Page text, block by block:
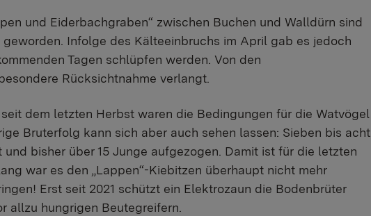
und Eiderbachgraben“ zwischen Buchen und Walldürn sind
Infolge des Kälteeinbruchs im April gab es jedoch
Tagen schlüpfen werden. Von den
Rücksichtnahme verlangt.
dem letzten Herbst waren die Bedingungen für die Watvögel
Bruterfolg kann sich aber auch sehen lassen: Sieben bis acht
bisher über 15 Junge aufgezogen. Damit ist für die letzten
war es den „Lappen“-Kiebitzen überhaupt nicht mehr
Erst seit 2021 schützt ein Elektrozaun die Bodenbrüter
allzu hungrigen Beutegreifern.